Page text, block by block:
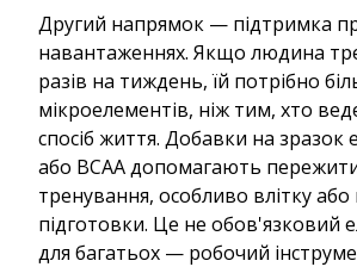
Другий напрямок — підтримка
навантаженнях. Якщо людина
разів на тиждень, їй потрібно
мікроелементів, ніж тим, хто
спосіб життя. Добавки на зразок
або BCAA допомагають пережити
тренування, особливо влітку або
підготовки. Це не обов'язковий
для багатьох — робочий